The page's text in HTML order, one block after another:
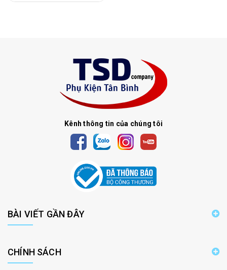
Kênh thông tin của chúng tôi
BÀI VIẾT GẦN ĐÂY
CHÍNH SÁCH